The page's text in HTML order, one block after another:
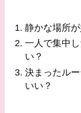
静かな場所
一人で集中
い？
決まったル
いい？